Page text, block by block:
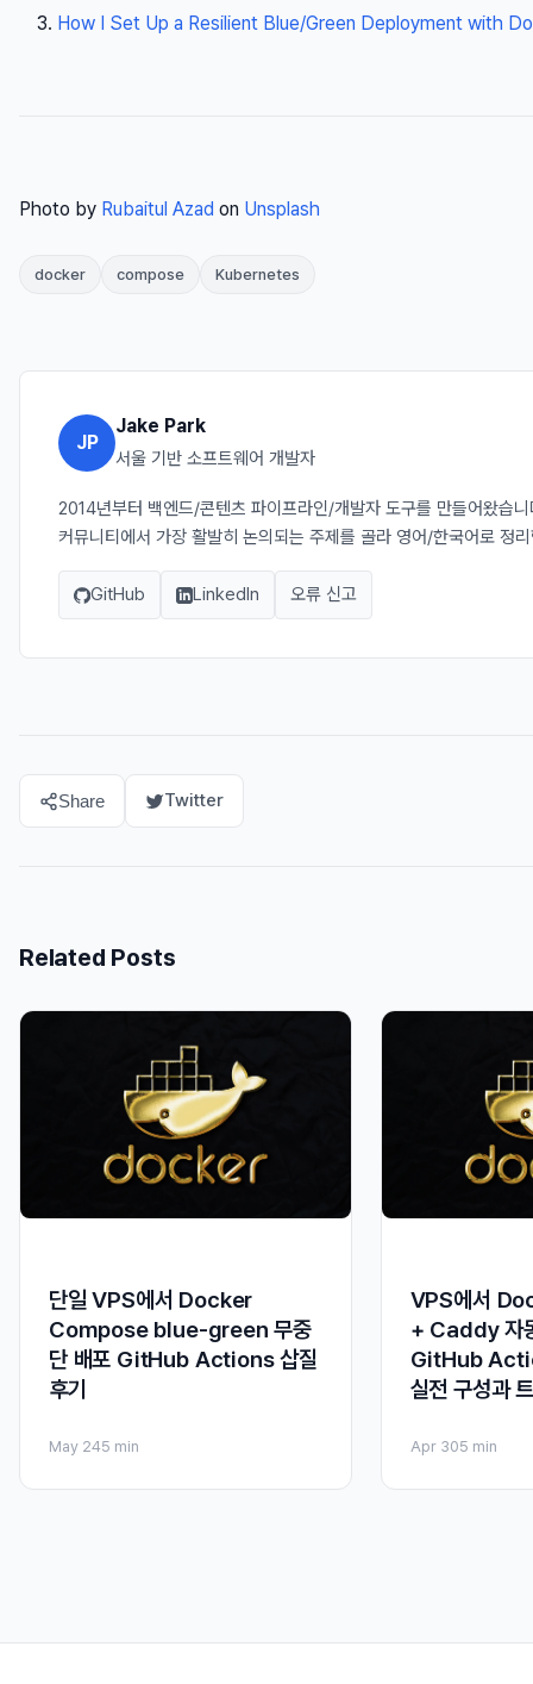
How I Set Up a Resilient Blue/Green Deployment with
Photo by Rubaitul Azad on Unsplash
docker compose Kubernetes
JP
Jake Park
서울 기반 소프트웨어 개발자
2014년부터 백엔드/콘텐츠 파이프라인/개발자 도구를 만들어왔
커뮤니티에서 가장 활발히 논의되는 주제를 골라 영어/한국어로 정
GitHub LinkedIn 오류 신고
Share Twitter
Related Posts
단일 VPS에서 Docker
Compose blue-green 무중
단 배포 GitHub Actions 삽질
후기
May 245 min
VPS에서
+ Caddy 자
GitHub
실전 구성과
Apr 305 min